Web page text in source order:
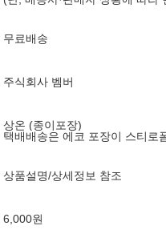
무료배송
주식회사 벰버
상온 (종이포장)
택배배송은 에코 포장이 스티로
상품설명/상세정보 참조
6,000원